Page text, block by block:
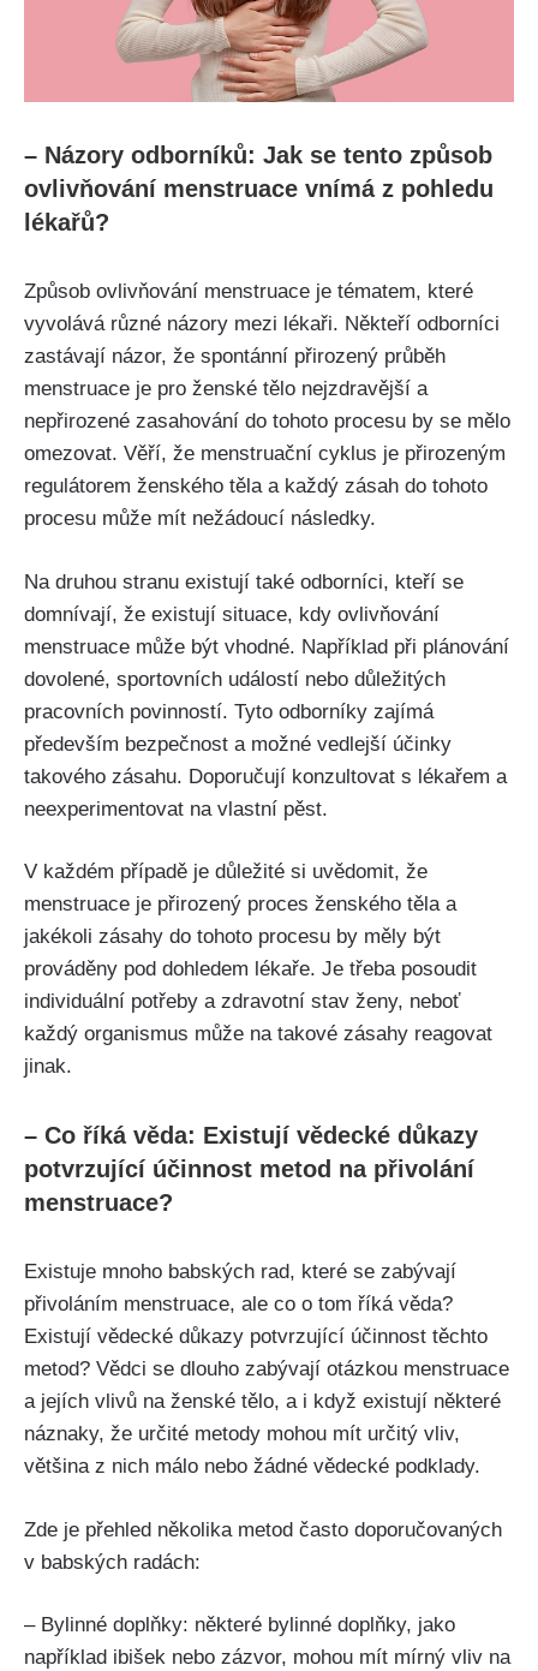
– Názory odborníků:⁤ Jak se tento způsob
ovlivňování menstruace vnímá ⁤z⁤ pohledu
lékařů?
Způsob ⁤ovlivňování menstruace je tématem, které
vyvolává různé názory mezi lékaři.​ Někteří odborníci
zastávají názor,​ že spontánní přirozený průběh
menstruace je pro ženské ‍tělo nejzdravější a
nepřirozené zasahování do tohoto procesu by se ⁤mělo
omezovat. ⁣Věří, že menstruační cyklus je přirozeným
regulátorem ženského těla a každý zásah ⁣do tohoto
procesu může mít nežádoucí následky.
Na druhou stranu existují také odborníci, kteří se
domnívají,⁤ že existují‍ situace, ​kdy ovlivňování
‌menstruace ‍může být vhodné. Například při plánování
⁣dovolené, sportovních událostí nebo důležitých
⁤pracovních povinností. Tyto odborníky zajímá
především bezpečnost a možné ‍vedlejší ​účinky
takového zásahu. Doporučují konzultovat s ⁣lékařem ⁢a
neexperimentovat na vlastní pěst.
V každém případě je důležité si uvědomit, že
menstruace je přirozený proces ženského těla ​a
jakékoli zásahy do tohoto procesu by měly být
prováděny pod dohledem lékaře. Je třeba posoudit
individuální potřeby a zdravotní stav ženy, neboť
⁢každý organismus může‌ na takové zásahy reagovat
jinak.
– Co říká věda: ⁣Existují​ vědecké ‌důkazy
potvrzující účinnost metod na přivolání⁣
menstruace?
Existuje mnoho babských rad, které se zabývají
přivoláním menstruace,⁢ ale co o tom říká věda?
Existují ⁤vědecké důkazy⁤ potvrzující účinnost⁤ těchto
metod? Vědci se dlouho zabývají otázkou menstruace
a jejích vlivů na ženské tělo, ⁤a i když existují ⁢některé ​
náznaky, že určité metody mohou mít určitý vliv,⁢
většina ‍z nich málo nebo⁣ žádné⁣ vědecké podklady.
Zde je přehled několika‍ metod často⁢ doporučovaných
v babských radách:
– Bylinné doplňky: některé bylinné doplňky, jako
například ibišek nebo zázvor, mohou mít mírný vliv na